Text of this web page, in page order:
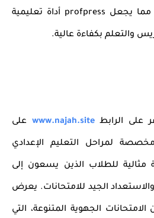
مما يجعل profpress أداة تعليمية
والتعلم بكفاءة عالية.
على الرابطwww.najah.site على
لمراحل التعليم الإعدادي
مثالية للطلاب الذين يسعون إلى
الجيد للامتحانات. يعرض
الجهوية المتنوعة، التي